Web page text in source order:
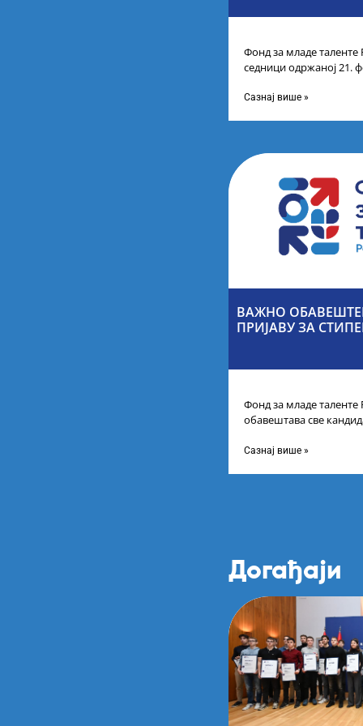
Фонд за младе таленте
седници одржаној 21.
Сазнај више »
ВАЖНО
ПРИЈАВУ ЗА
Фонд за младе таленте
обавештава све
Сазнај више »
Догађаји